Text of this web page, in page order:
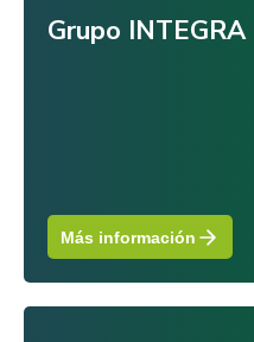
Grupo INTEGRA
Más información